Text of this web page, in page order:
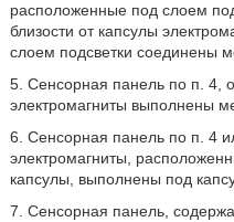
расположенные под слоем
близости от капсулы
слоем подсветки соединены
5. Сенсорная панель по п. 4,
электромагниты выполнены
6. Сенсорная панель по п. 4
электромагниты,
капсулы, выполнены под
7. Сенсорная панель,